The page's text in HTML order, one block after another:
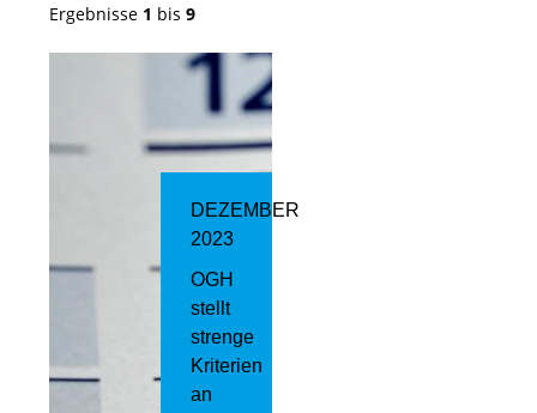
Ergebnisse 1 bis 9
DEZEMBER
2023
OGH
stellt
strenge
Kriterien
an